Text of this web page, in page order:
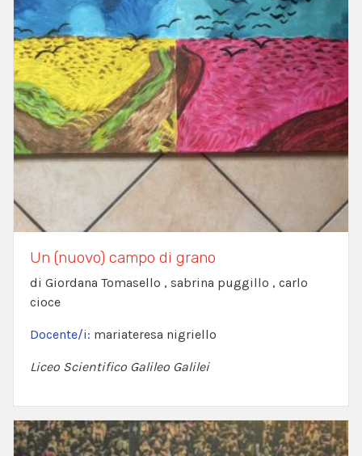
Un (nuovo) campo di grano
di Giordana Tomasello , sabrina puggillo , carlo
cioce
Docente/i: mariateresa nigriello
Liceo Scientifico Galileo Galilei